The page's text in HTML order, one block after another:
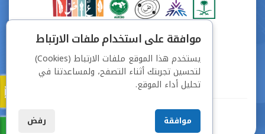
دفع آمن من خلال
جميع الحقوق محفوظة © شركة دراسة
موافقة على استخدام ملفات الارتباط
يستخدم هذا الموقع ملفات الارتباط (Cookies)
لتحسين تجربتك أثناء التصفح، ولمساعدتنا في
تحليل أداء الموقع.
موافقة رفض